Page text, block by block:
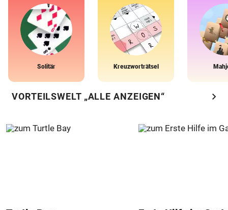
Solitär Kreuzworträtsel
VORTEILSWELT „ALLE ANZEIGEN“ chevron_right